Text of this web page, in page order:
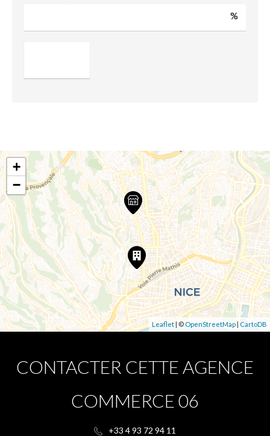
%
+
−
Leaflet| ©OpenStreetMap| CartoDB
CONTACTER CETTE AGENCE
COMMERCE 06
+33 4 93 72 94 11